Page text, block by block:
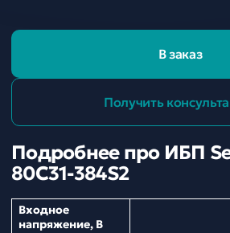
В заказ
Получить
Подробнее про ИБП
80C31-384S2
Входное
напряжение, В